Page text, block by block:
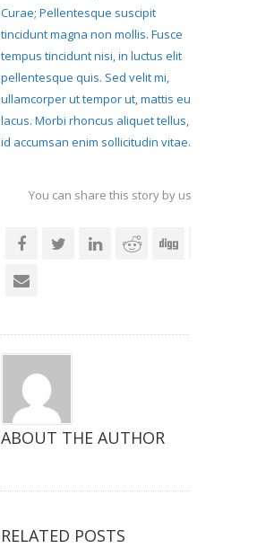
Curae; Pellentesque suscipit
tincidunt magna non mollis. Fusce
tempus tincidunt nisi, in luctus elit
pellentesque quis. Sed velit mi,
ullamcorper ut tempor ut, mattis eu
lacus. Morbi rhoncus aliquet tellus,
id accumsan enim sollicitudin vitae.
You can share this story by using your
ABOUT THE AUTHOR
RELATED POSTS